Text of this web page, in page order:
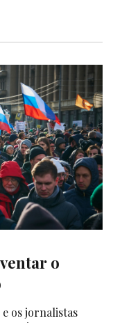
o
e os jornalistas